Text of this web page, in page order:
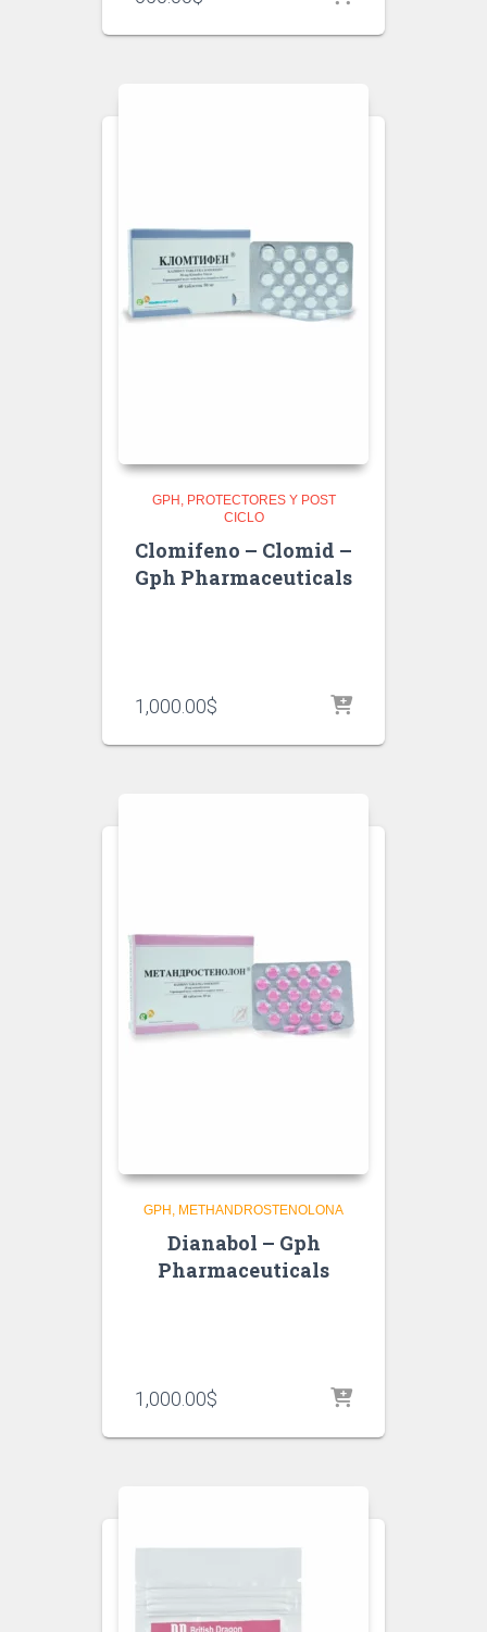
GPH
PROTECTORES Y POST
CICLO
Clomifeno – Clomid –
Gph Pharmaceuticals
1,000.00$
GPH METHANDROSTENOLONA
Dianabol – Gph
Pharmaceuticals
1,000.00$